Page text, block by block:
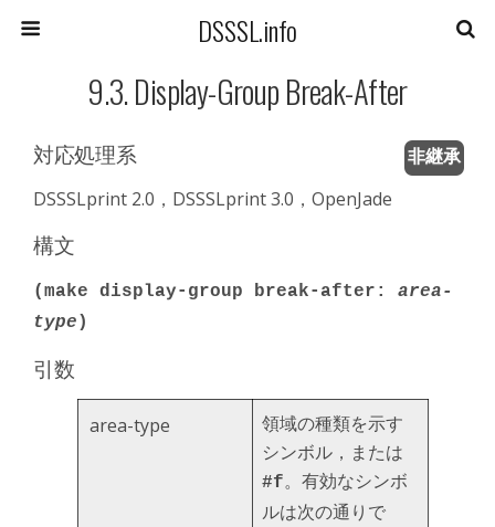
DSSSL.info
9.3. Display-Group Break-After
非継承
対応処理系
DSSSLprint 2.0，DSSSLprint 3.0，OpenJade
構文
(make display-group break-after: area-
type )
引数
area-type
領域の種類を示す
シンボル，または
#f。有効なシンボ
ルは次の通りで